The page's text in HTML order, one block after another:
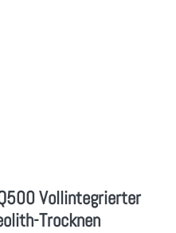
Vollintegrierter
Trocknen